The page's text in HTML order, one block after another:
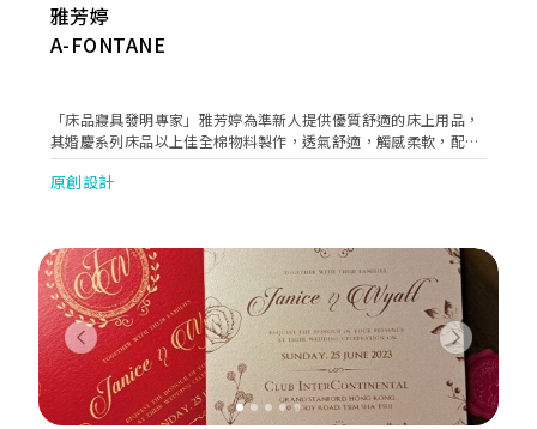
雅芳婷
A-FONTANE
「床品寢具發明專家」雅芳婷為準新人提供優質舒適的床上用品，
其婚慶系列床品以上佳全棉物料製作，透氣舒適，觸感柔軟，配以
先進的染色工藝，色澤鮮艷亮麗不易褪色，絕對能帶來喜氣洋洋之
意，為無數新人送上祝福。
原創設計
Previous Next